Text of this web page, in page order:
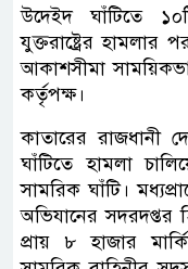
উদেইদ ঘাঁটিতে
যুক্তরাষ্ট্রের হামলার
আকাশসীমা
কর্তৃপক্ষ।
কাতা‌রের রাজধানী
ঘাঁ‌টি‌তে হামলা
সাম‌রিক ঘাঁটি।
অভিযানের সদরদপ্তর
প্রায় ৮ হাজার